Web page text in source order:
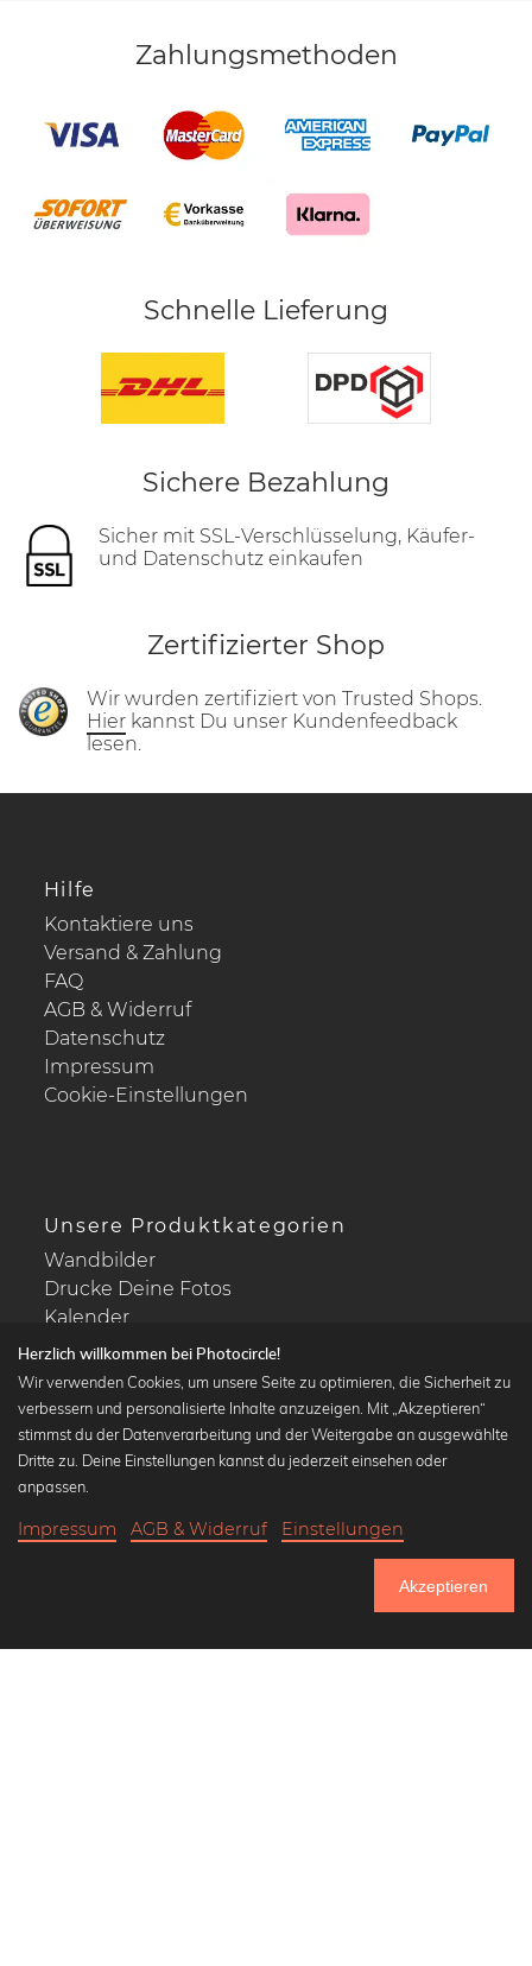
Bis Donnerstag: 20% Rabatt auf alle Bilder
Zahlungsmethoden
Schnelle Lieferung
Sichere Bezahlung
Sicher mit SSL-Verschlüsselung, Käufer-
und Datenschutz einkaufen
Zertifizierter Shop
Wir wurden zertifiziert von Trusted Shops.
Hier kannst Du unser Kundenfeedback
lesen.
Hilfe
Kontaktiere uns
Versand & Zahlung
FAQ
AGB & Widerruf
Datenschutz
Impressum
Cookie-Einstellungen
Unsere Produktkategorien
Wandbilder
Drucke Deine Fotos
Kalender
Beliebte Kollektionen
Wandbilder in schwarz-weiß
Klassiker der Kunstgeschichte
Herzlich willkommen bei Photocircle!
Wir verwenden Cookies, um unsere Seite zu optimieren, die Sicherheit zu
verbessern und personalisierte Inhalte anzuzeigen. Mit „Akzeptieren“
stimmst du der Datenverarbeitung und der Weitergabe an ausgewählte
Dritte zu. Deine Einstellungen kannst du jederzeit einsehen oder
anpassen.
Impressum AGB & Widerruf Einstellungen
Akzeptieren